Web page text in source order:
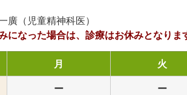
廣（児童精神科医）
になった場合は、診療はお休みとなりま
月 火
ー ー